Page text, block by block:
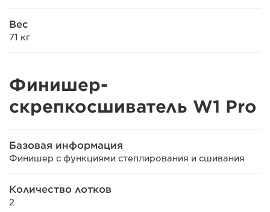
Вес
71 кг
Финишер-
скрепкосшиватель W1 Pro
Базовая информация
Финишер с функциями степлирования и сшивания
Количество лотков
2